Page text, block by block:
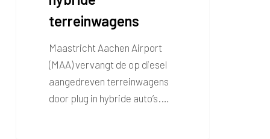
terreinwagens
Maastricht Aachen Airport
(MAA) vervangt de op diesel
aangedreven terreinwagens
door plug in hybride auto’s.…